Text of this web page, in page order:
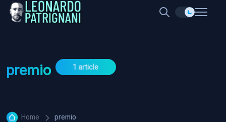
premio 1 article
Home premio